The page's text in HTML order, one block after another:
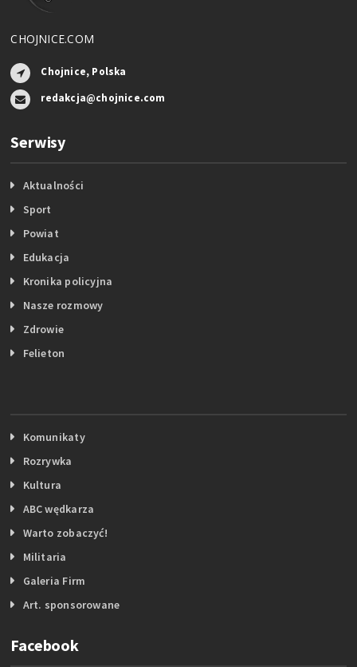
CHOJNICE.COM
Chojnice, Polska
redakcja@chojnice.com
Serwisy
Aktualności
Sport
Powiat
Edukacja
Kronika policyjna
Nasze rozmowy
Zdrowie
Felieton
Komunikaty
Rozrywka
Kultura
ABC wędkarza
Warto zobaczyć!
Militaria
Galeria Firm
Art. sponsorowane
Facebook